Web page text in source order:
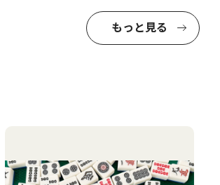
もっと見る